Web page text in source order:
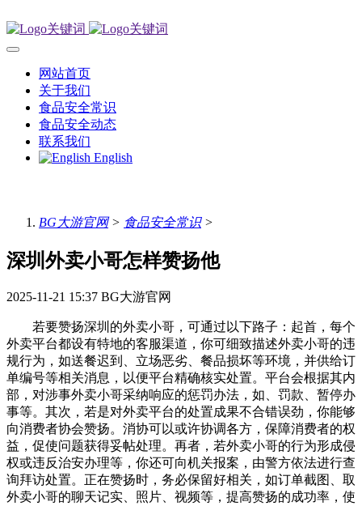
网站首页
关于我们
食品安全常识
食品安全动态
联系我们
English
BG大游官网> 食品安全常识>
深圳外卖小哥怎样赞扬他
2025-11-21 15:37 BG大游官网
若要赞扬深圳的外卖小哥，可通过以下路子：起首，每个
外卖平台都设有特地的客服渠道，你可细致描述外卖小哥的违
规行为，如送餐迟到、立场恶劣、餐品损坏等环境，并供给订
单编号等相关消息，以便平台精确核实处置。平台会根据其内
部，对涉事外卖小哥采纳响应的惩罚办法，如、罚款、暂停办
事等。其次，若是对外卖平台的处置成果不合错误劲，你能够
向消费者协会赞扬。消协可以或许协调各方，保障消费者的权
益，促使问题获得妥帖处理。再者，若外卖小哥的行为形成侵
权或违反治安办理等，你还可向机关报案，由警方依法进行查
询拜访处置。正在赞扬时，务必保留好相关，如订单截图、取
外卖小哥的聊天记实、照片、视频等，提高赞扬的成功率，使